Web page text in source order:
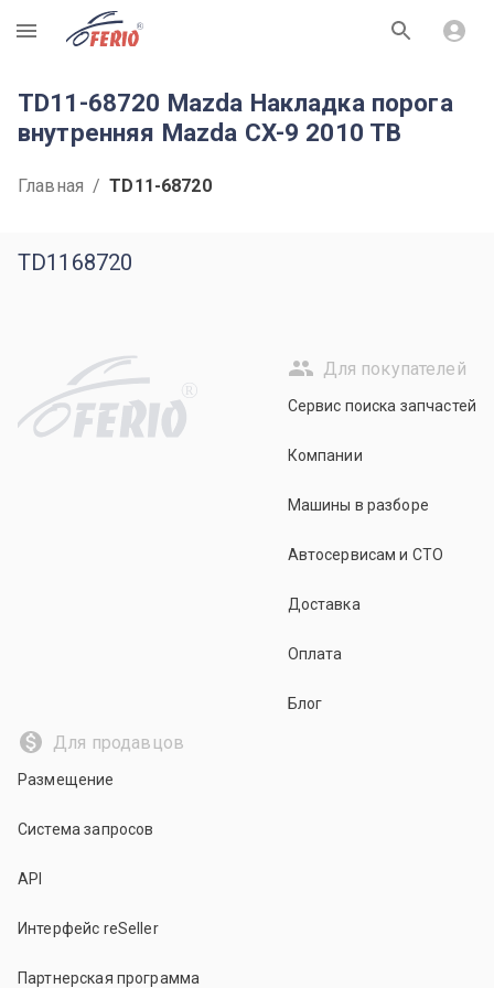
R
TD11-68720 Mazda Накладка порога
внутренняя Mazda CX-9 2010 TB
Главная / TD11-68720
TD1168720
R
Для покупателей
Сервис поиска запчастей
Компании
Машины в разборе
Автосервисам и СТО
Доставка
Оплата
Блог
Для продавцов
Размещение
Система запросов
API
Интерфейс reSeller
Партнерская программа